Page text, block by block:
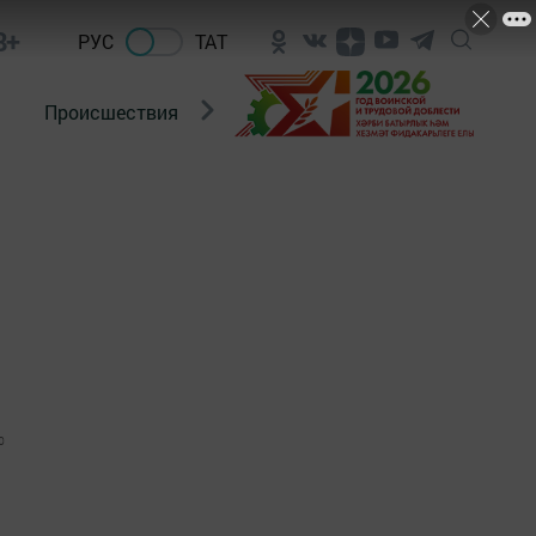
РУС ТАТ
Происшествия Новости Госавтоинспекции
0